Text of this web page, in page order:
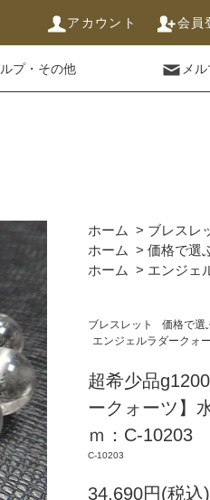
アカウント 会員
プ・その他 メ
ホーム > ブレスレ
ホーム > 価格で選
ホーム > エンジェ
ブレスレット 価格で選
エンジェルラダークォ
超希少品
ークォーツ】
ｍ：C-10203
C-10203
34,690円(税込)